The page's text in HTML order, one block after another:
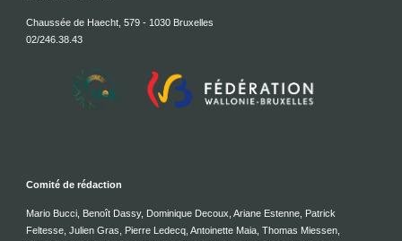
Chaussée de Haecht, 579 - 1030 Bruxelles
02/246.38.43
Comité de rédaction
Mario Bucci, Benoît Dassy, Dominique Decoux, Ariane Estenne, Patrick
Feltesse, Julien Gras, Pierre Ledecq, Antoinette Maia, Thomas Miessen,